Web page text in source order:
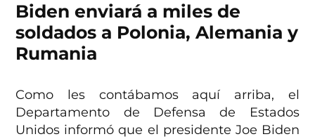
Biden enviará a miles de
soldados a Polonia, Alemania y
Rumania
Como les contábamos aquí arriba, el
Departamento de Defensa de Estados
Unidos informó que el presidente Joe Biden